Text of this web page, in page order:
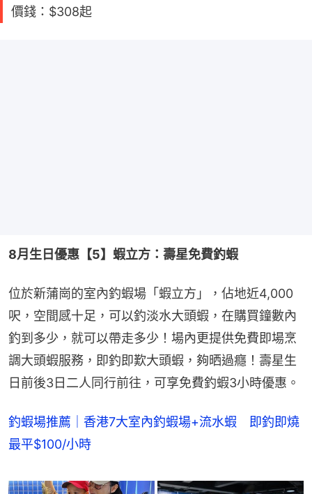
價錢：$308起
8月生日優惠【5】蝦立方：壽星免費釣蝦
位於新蒲崗的室內釣蝦場「蝦立方」，佔地近4,000
呎，空間感十足，可以釣淡水大頭蝦，在購買鐘數內
釣到多少，就可以帶走多少！場內更提供免費即場烹
調大頭蝦服務，即釣即歎大頭蝦，夠晒過癮！壽星生
日前後3日二人同行前往，可享免費釣蝦3小時優惠。
釣蝦場推薦｜香港7大室內釣蝦場+流水蝦 即釣即燒
最平$100/小時